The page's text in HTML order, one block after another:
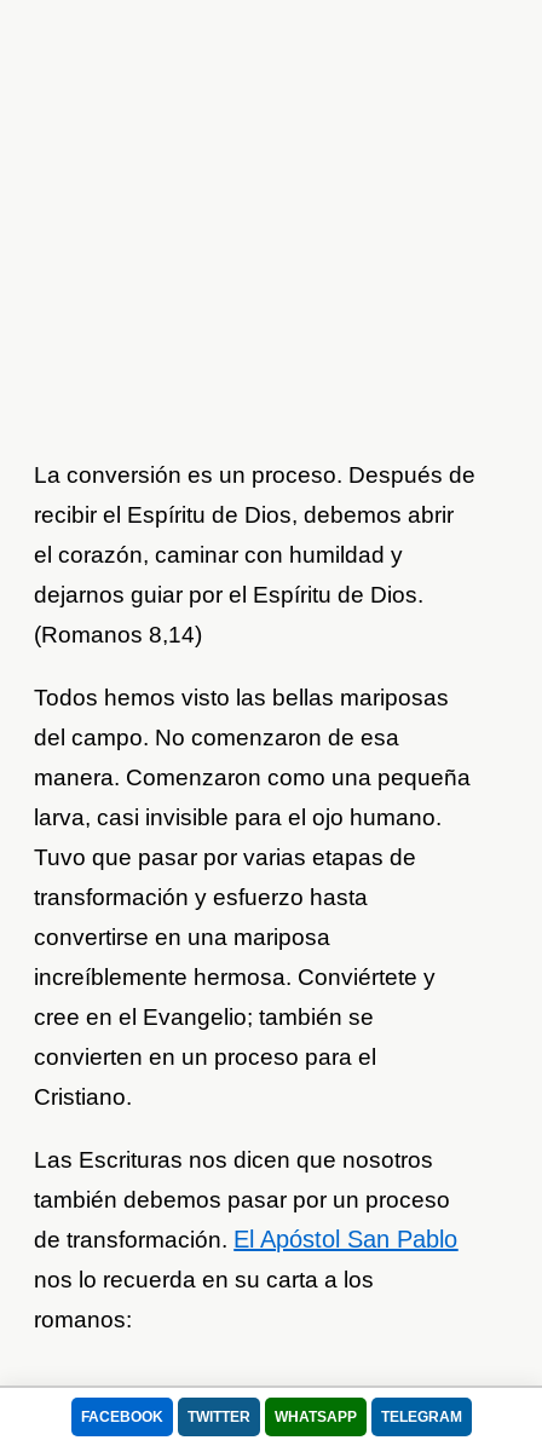
FACEBOOK TWITTER WHATSAPP TELEGRAM
La conversión es un proceso. Después de
recibir el Espíritu de Dios, debemos abrir
el corazón, caminar con humildad y
dejarnos guiar por el Espíritu de Dios.
(Romanos 8,14)
Todos hemos visto las bellas mariposas
del campo. No comenzaron de esa
manera. Comenzaron como una pequeña
larva, casi invisible para el ojo humano.
Tuvo que pasar por varias etapas de
transformación y esfuerzo hasta
convertirse en una mariposa
increíblemente hermosa. Conviértete y
cree en el Evangelio; también se
convierten en un proceso para el
Cristiano.
Las Escrituras nos dicen que nosotros
también debemos pasar por un proceso
de transformación. El Apóstol San Pablo
nos lo recuerda en su carta a los
romanos:
"No tomen como modelo a este